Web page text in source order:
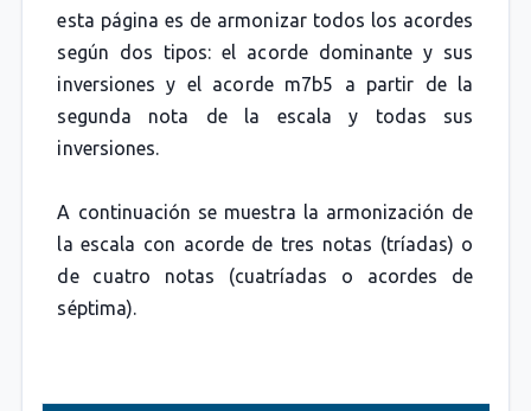
esta página es de armonizar todos los acordes
según dos tipos: el acorde dominante y sus
inversiones y el acorde m7b5 a partir de la
segunda nota de la escala y todas sus
inversiones.
A continuación se muestra la armonización de
la escala con acorde de tres notas (tríadas) o
de cuatro notas (cuatríadas o acordes de
séptima).